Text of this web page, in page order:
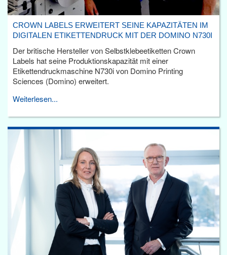
CROWN LABELS ERWEITERT SEINE KAPAZITÄTEN IM
DIGITALEN ETIKETTENDRUCK MIT DER DOMINO N730I
Der britische Hersteller von Selbstklebeetiketten Crown
Labels hat seine Produktionskapazität mit einer
Etikettendruckmaschine N730i von Domino Printing
Sciences (Domino) erweitert.
Weiterlesen...